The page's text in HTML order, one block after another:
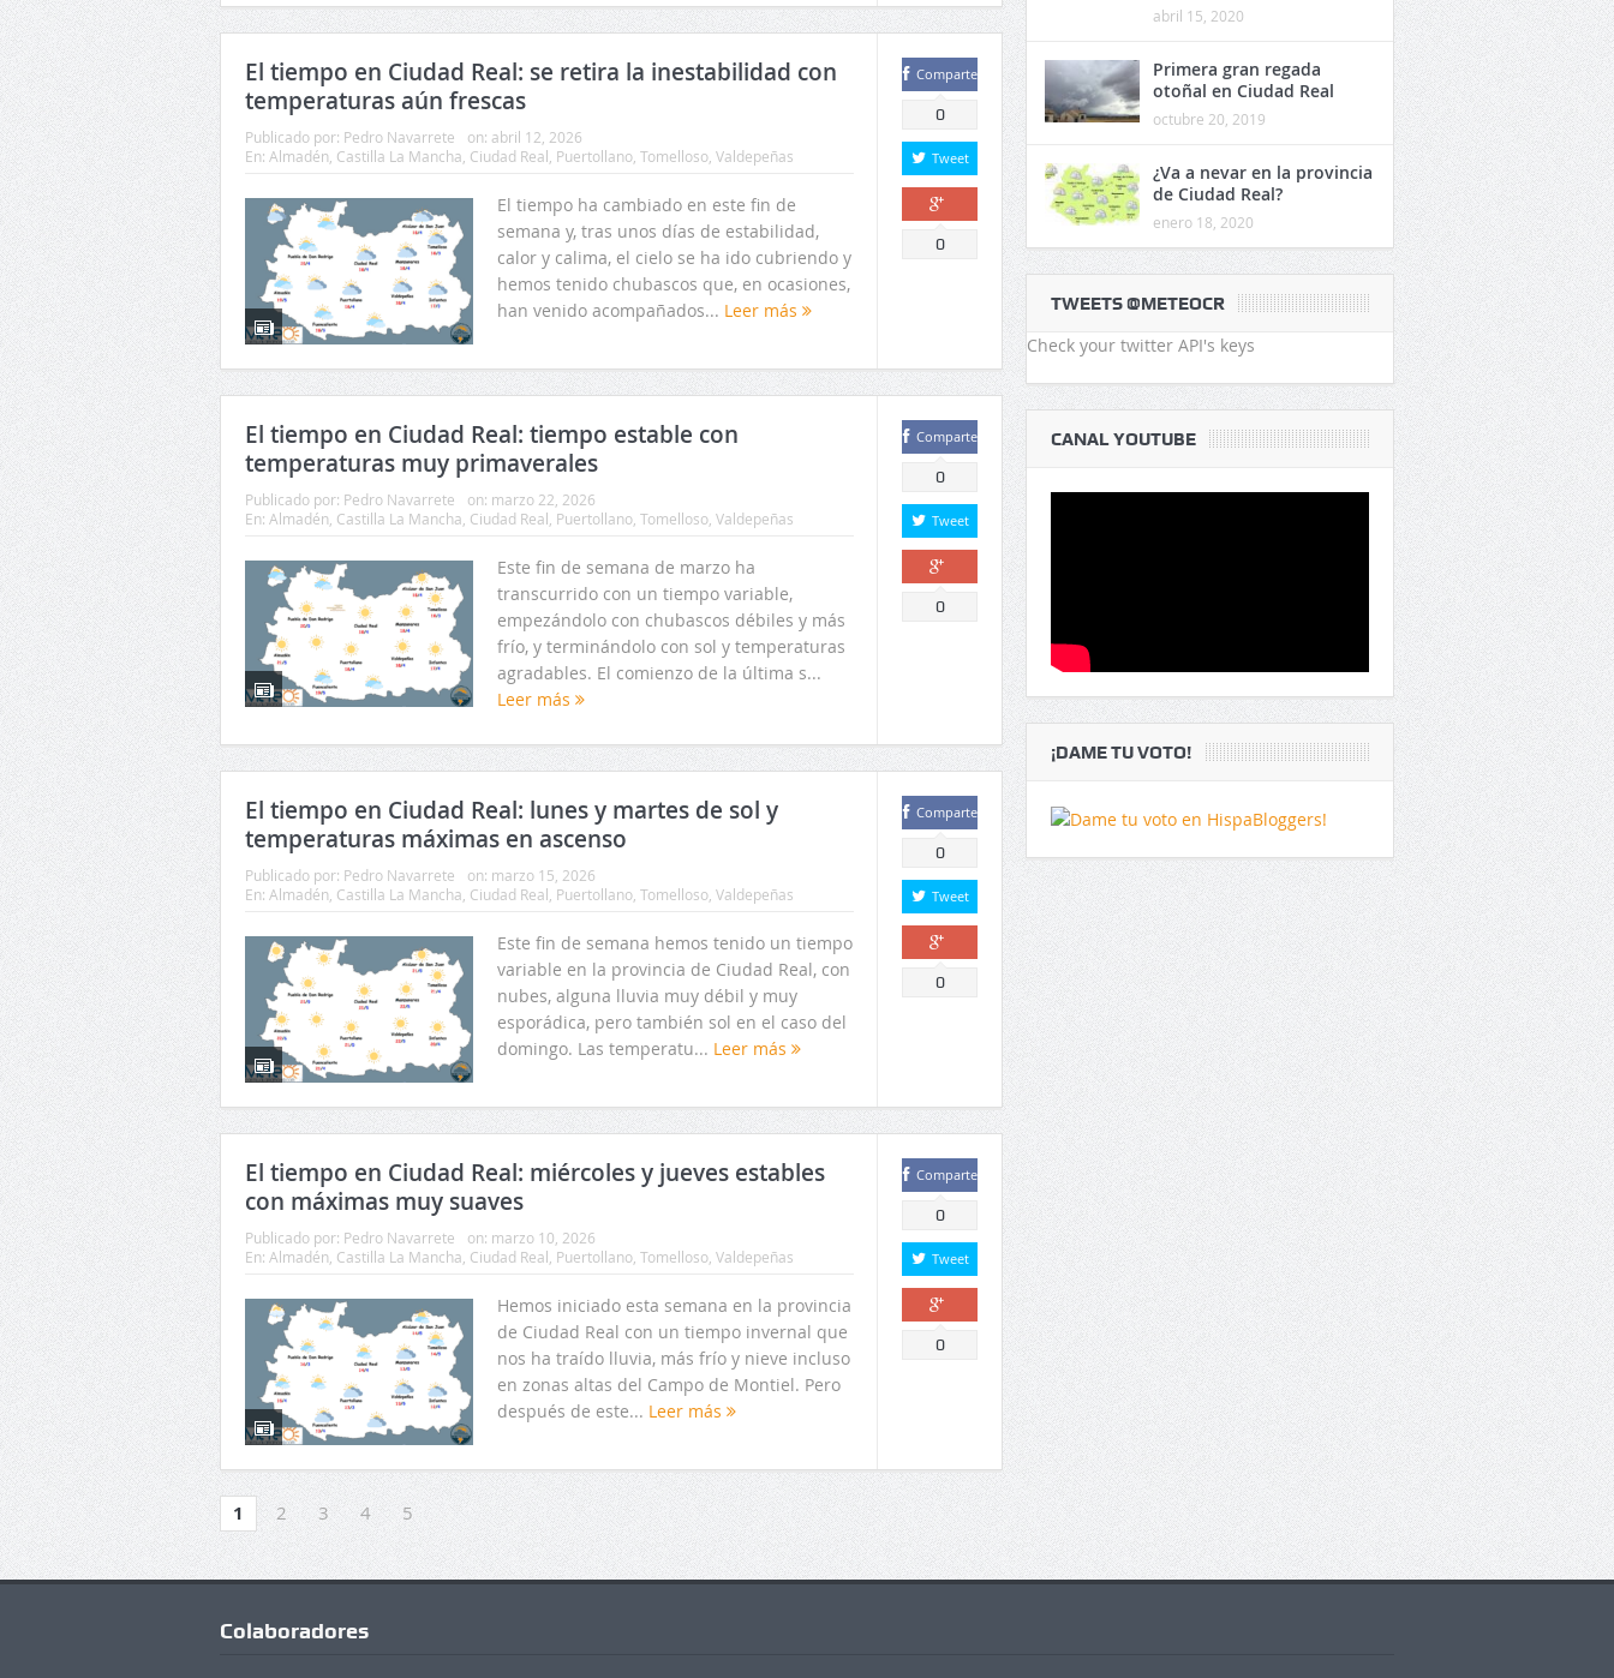
El tiempo en Ciudad Real: se retira la inestabilidad con
temperaturas aún frescas
Publicado por: Pedro Navarrete on: abril 12, 2026
En: Almadén Castilla La Mancha Ciudad Real Puertollano Tomelloso Valdepeñas
El tiempo ha cambiado en este fin de
semana y, tras unos días de estabilidad,
calor y calima, el cielo se ha ido cubriendo y
hemos tenido chubascos que, en ocasiones,
han venido acompañados... Leer más
Comparte
0
Tweet
Comparte
0
El tiempo en Ciudad Real: tiempo estable con
temperaturas muy primaverales
Publicado por: Pedro Navarrete on: marzo 22, 2026
En: Almadén Castilla La Mancha Ciudad Real Puertollano Tomelloso Valdepeñas
Este fin de semana de marzo ha
transcurrido con un tiempo variable,
empezándolo con chubascos débiles y más
frío, y terminándolo con sol y temperaturas
agradables. El comienzo de la última s...
Leer más
Comparte
0
Tweet
Comparte
0
El tiempo en Ciudad Real: lunes y martes de sol y
temperaturas máximas en ascenso
Publicado por: Pedro Navarrete on: marzo 15, 2026
En: Almadén Castilla La Mancha Ciudad Real Puertollano Tomelloso Valdepeñas
Este fin de semana hemos tenido un tiempo
variable en la provincia de Ciudad Real, con
nubes, alguna lluvia muy débil y muy
esporádica, pero también sol en el caso del
domingo. Las temperatu... Leer más
Comparte
0
Tweet
Comparte
0
El tiempo en Ciudad Real: miércoles y jueves estables
con máximas muy suaves
Publicado por: Pedro Navarrete on: marzo 10, 2026
En: Almadén Castilla La Mancha Ciudad Real Puertollano Tomelloso Valdepeñas
Hemos iniciado esta semana en la provincia
de Ciudad Real con un tiempo invernal que
nos ha traído lluvia, más frío y nieve incluso
en zonas altas del Campo de Montiel. Pero
después de este... Leer más
Comparte
0
Tweet
Comparte
0
1 2 3 4 5
abril 15, 2020
Primera gran regada
otoñal en Ciudad Real
octubre 20, 2019
¿Va a nevar en la provincia
de Ciudad Real?
enero 18, 2020
TWEETS @METEOCR
Check your twitter API's keys
CANAL YOUTUBE
¡DAME TU VOTO!
Colaboradores